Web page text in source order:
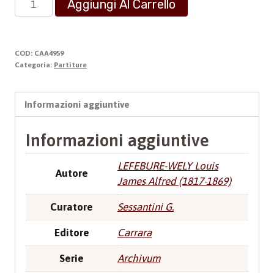
n°
quantità
Aggiungi Al Carrello
COD: CAA4959
Categoria: Partiture
Informazioni aggiuntive
Informazioni aggiuntive
Autore
LEFEBURE-WELY Louis
James Alfred (1817-1869)
Curatore Sessantini G.
Editore Carrara
Serie Archivum